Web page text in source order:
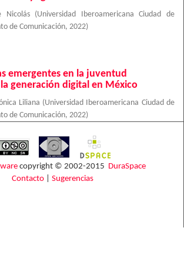
Nicolás (Universidad Iberoamericana Ciudad de
de Comunicación, 2022)
emergentes en la juventud
generación digital en México
Liliana (Universidad Iberoamericana Ciudad de
de Comunicación, 2022)
copyright © 2002-2015 DuraSpace
Contacto| Sugerencias